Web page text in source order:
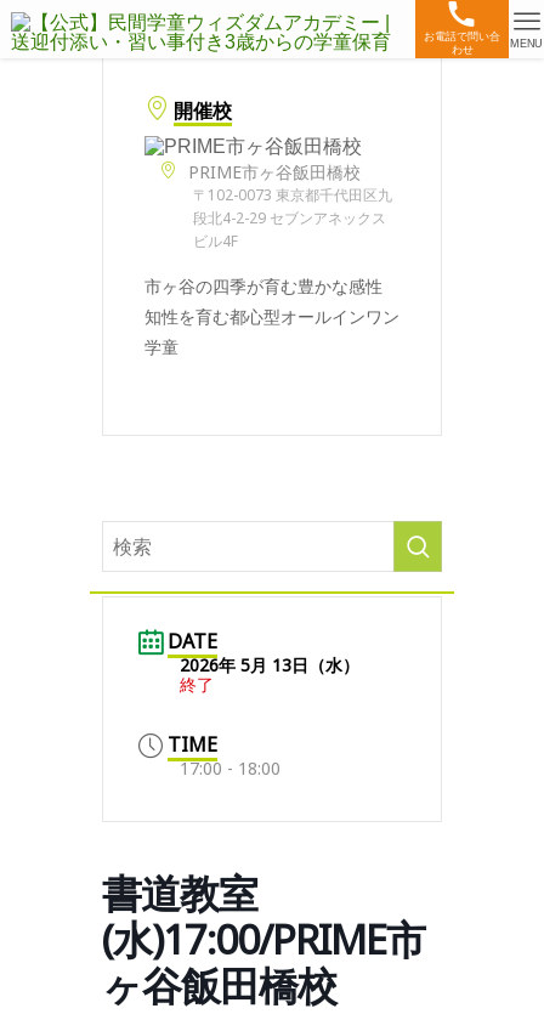
お電話で問い合
わせ
MENU
開催校
PRIME市ヶ谷飯田橋校
〒102-0073 東京都千代田区九
段北4-2-29 セブンアネックス
ビル4F
市ヶ谷の四季が育む豊かな感性
知性を育む都心型オールインワン
学童
DATE
2026年 5月 13日（水）
終了
TIME
17:00 - 18:00
書道教室
(水)17:00/PRIME市
ヶ谷飯田橋校